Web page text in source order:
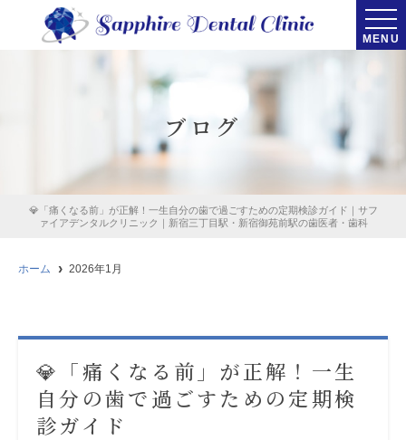
MENU
ブログ
💎「痛くなる前」が正解！一生自分の歯で過ごすための定期検診ガイド｜サフ
ァイアデンタルクリニック｜新宿三丁目駅・新宿御苑前駅の歯医者・歯科
ホーム 2026年1月
💎「痛くなる前」が正解！一生
自分の歯で過ごすための定期検
診ガイド